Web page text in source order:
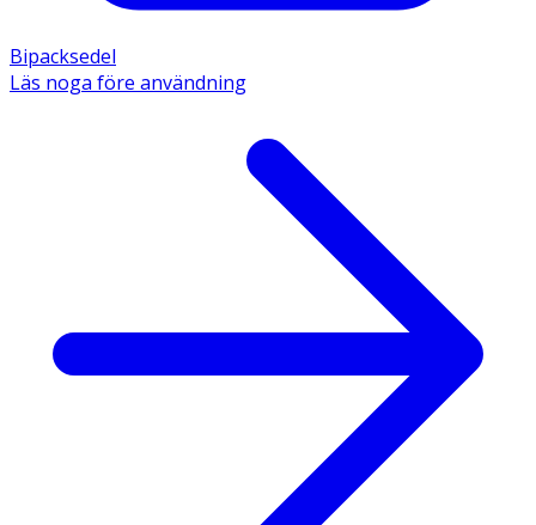
Bipacksedel
Läs noga före användning